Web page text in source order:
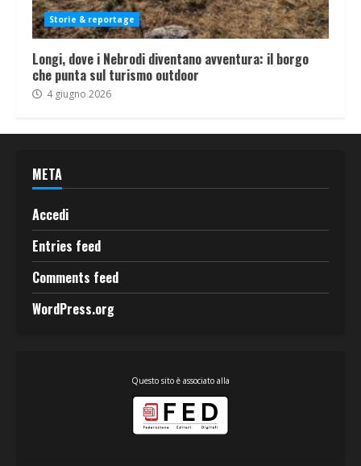
Storie & reportage
Longi, dove i Nebrodi diventano avventura: il borgo
che punta sul turismo outdoor
4 giugno 2026
META
Accedi
Entries feed
Comments feed
WordPress.org
Questo sito è associato alla